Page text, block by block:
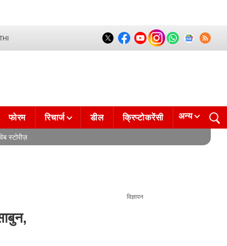
फोरम रिचार्ज डील क्रिप्टोकरेंसी अन्य
वेब स्टोरीज़
विज्ञापन